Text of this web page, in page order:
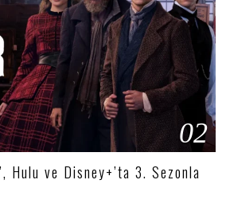
02
Hulu ve Disney+’ta 3. Sezonla